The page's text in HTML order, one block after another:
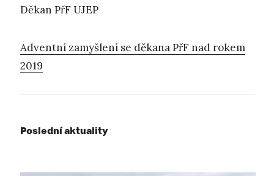
Děkan PřF UJEP
Adventní zamyšlení se děkana PřF nad rokem
2019
Poslední aktuality